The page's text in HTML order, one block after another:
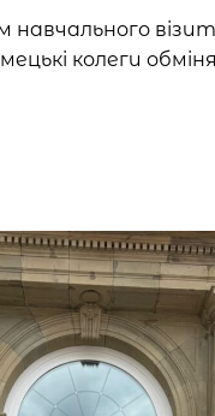
навчального
колеги